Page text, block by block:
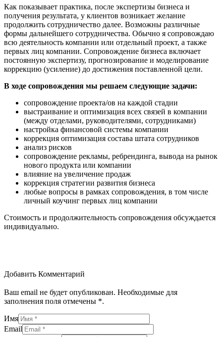
Как показывает практика, после экспертизы бизнеса и
получения результата, у клиентов возникает желание
продолжить сотрудничество далее. Возможны различные
формы дальнейшего сотрудничества. Обычно я сопровождаю
всю деятельность компании или отдельный проект, а также
первых лиц компании. Сопровождение бизнеса включает
постоянную экспертизу, прогнозирование и моделирование
коррекцию (усиление) до достижения поставленной цели.
В ходе сопровождения мы решаем следующие задачи:
сопровождение проекта/ов на каждой стадии
выстраивание и оптимизация всех связей в компании
(между отделами, руководителями, сотрудниками)
настройка финансовой системы компании
коррекция оптимизация состава штата сотрудников
анализ рисков
сопровождение рекламы, ребрендинга, вывода на рынок
нового продукта или компании
влияние на увеличение продаж
коррекция стратегии развития бизнеса
любые вопросы в рамках сопровождения, в том числе
личный коучинг первых лиц компании
Стоимость и продолжительность сопровождения обсуждается
индивидуально.
Добавить Комментарий
Ваш email не будет опубликован. Необходимые для
заполнения поля отмечены *.
Имя
Email